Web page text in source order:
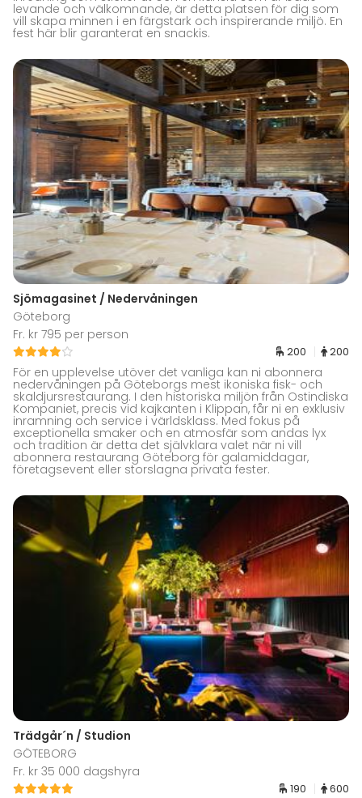
levande och välkomnande, är detta platsen för dig som
vill skapa minnen i en färgstark och inspirerande miljö. En
fest här blir garanterat en snackis.
Sjömagasinet / Nedervåningen
Göteborg
Fr. kr 795 per person
200 200
För en upplevelse utöver det vanliga kan ni abonnera
nedervåningen på Göteborgs mest ikoniska fisk- och
skaldjursrestaurang. I den historiska miljön från Ostindiska
Kompaniet, precis vid kajkanten i Klippan, får ni en exklusiv
inramning och service i världsklass. Med fokus på
exceptionella smaker och en atmosfär som andas lyx
och tradition är detta det självklara valet när ni vill
abonnera restaurang Göteborg för galamiddagar,
företagsevent eller storslagna privata fester.
Trädgår´n / Studion
GÖTEBORG
Fr. kr 35 000 dagshyra
190 600